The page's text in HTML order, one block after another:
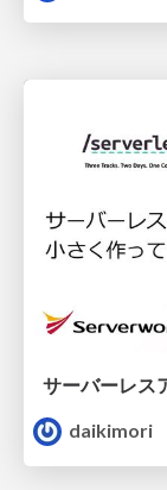
daikimori